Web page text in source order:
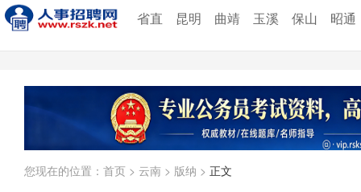
北京
宁夏
甘肃 陕西 西藏 四川
重庆
河北
湖北 湖南 江西 安徽
浙江
江苏
福建 广东 广西
海南
国考
省考 企业 内蒙古
省直 昆明 曲靖 玉溪 保山 昭通
您现在的位置： 首页 > 云南 > 版纳 > 正文